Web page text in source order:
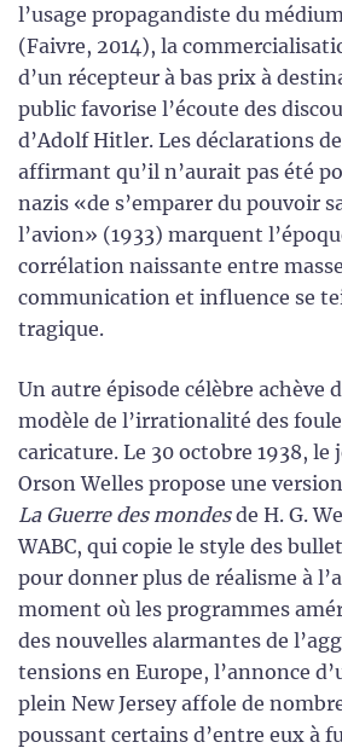
l’usage propagandiste du
(Faivre, 2014), la
d’un récepteur à bas prix à
public favorise l’écoute des
d’Adolf Hitler. Les déclarations
affirmant qu’il n’aurait pas été
nazis «de s’emparer du pouvoir
l’avion» (1933) marquent
corrélation naissante entre
communication et influence se
tragique.
Un autre épisode célèbre achève
modèle de l’irrationalité des
caricature. Le 30 octobre 1938, le
Orson Welles propose une
La Guerre des mondesde H. G.
WABC, qui copie le style des
pour donner plus de réalisme à
moment où les programmes
des nouvelles alarmantes de
tensions en Europe, l’annonce
plein New Jersey affole de
poussant certains d’entre eux à